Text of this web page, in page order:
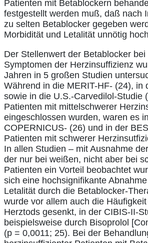
Patienten mit Betablockern
festgestellt werden muß, daß nach
zu selten Betablocker gegeben
Morbidität und Letalität unnötig
Der Stellenwert der Betablocker
Symptomen der Herzinsuffizienz
Jahren in 5 großen Studien
Während in die MERIT-HF- (24), in
sowie in die U.S.-Carvedilol-Studie
Patienten mit mittelschwerer
eingeschlossen wurden, waren es
COPERNICUS- (26) und in der
Patienten mit schwerer
In allen Studien – mit Ausnahme
der nur bei weißen, nicht aber bei
Patienten ein Vorteil beobachtet
sich eine hochsignifikante
Letalität durch die Betablocker-
wurde vor allem auch die
Herztods gesenkt, in der CIBIS-II-
beispielsweise durch Bisoprolol
(p = 0,0011; 25). Bei der